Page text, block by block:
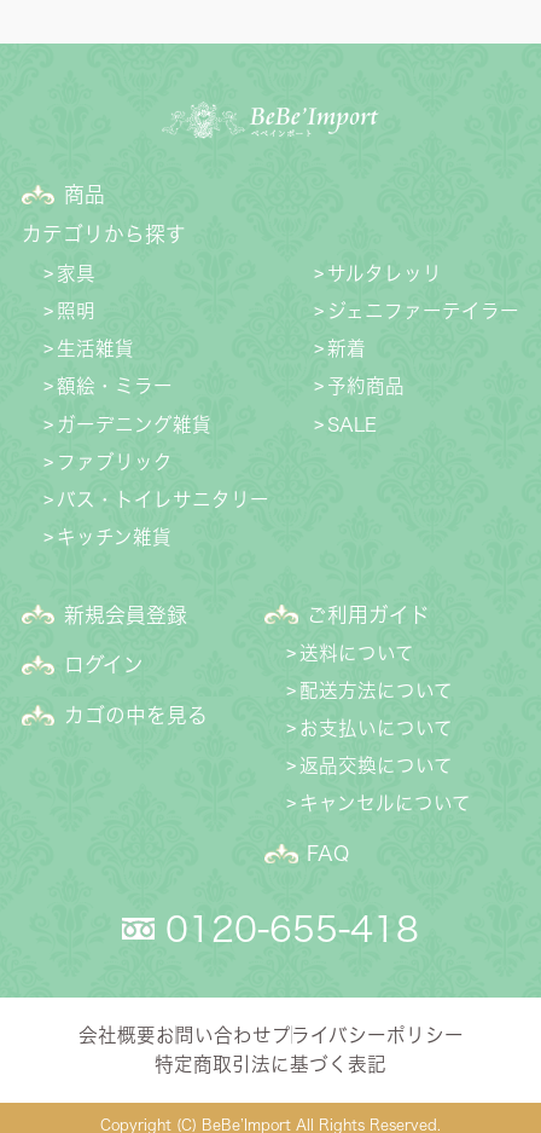
商品
カテゴリから探す
家具
照明
生活雑貨
額絵・ミラー
ガーデニング雑貨
ファブリック
バス・トイレサニタリー
キッチン雑貨
サルタレッリ
ジェニファーテイラー
新着
予約商品
SALE
新規会員登録
ログイン
カゴの中を見る
ご利用ガイド
送料について
配送方法について
お支払いについて
返品交換について
キャンセルについて
FAQ
0120-655-418
会社概要お問い合わせプライバシーポリシー
特定商取引法に基づく表記
Copyright (C) BeBe’Import All Rights Reserved.